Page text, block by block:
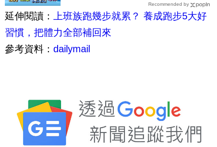
都要注意！陳仰霖醫師Recommended by
延伸閱讀： 上班族跑幾步就累？ 養成跑步5大好
習慣，把體力全部補回來
參考資料： dailymail